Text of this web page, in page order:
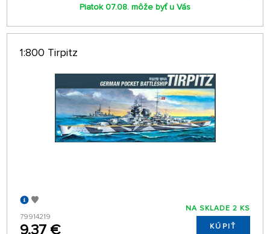
Piatok 07.08. môže byť u Vás
1:800 Tirpitz
79914219
9,37 €
NA SKLADE 2 KS
KÚPIŤ